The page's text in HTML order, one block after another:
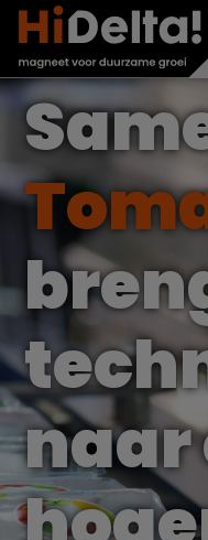
naar